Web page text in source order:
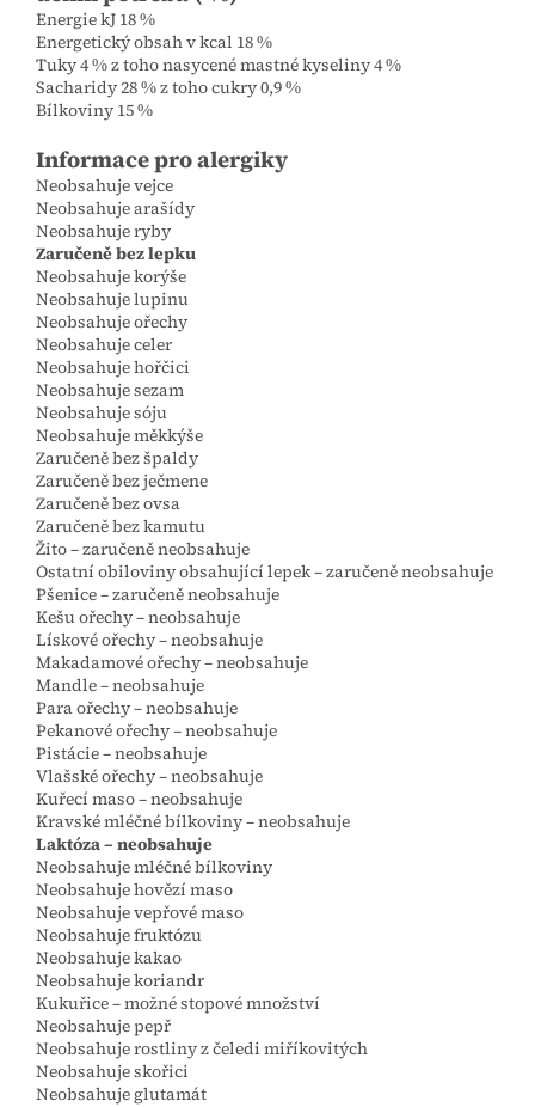
Energie kJ 18 %
Energetický obsah v kcal 18 %
Tuky 4 % z toho nasycené mastné kyseliny 4 %
Sacharidy 28 % z toho cukry 0,9 %
Bílkoviny 15 %
Informace pro alergiky
Neobsahuje vejce
Neobsahuje arašídy
Neobsahuje ryby
Zaručeně bez lepku
Neobsahuje korýše
Neobsahuje lupinu
Neobsahuje ořechy
Neobsahuje celer
Neobsahuje hořčici
Neobsahuje sezam
Neobsahuje sóju
Neobsahuje měkkýše
Zaručeně bez špaldy
Zaručeně bez ječmene
Zaručeně bez ovsa
Zaručeně bez kamutu
Žito – zaručeně neobsahuje
Ostatní obiloviny obsahující lepek – zaručeně neobsahuje
Pšenice – zaručeně neobsahuje
Kešu ořechy – neobsahuje
Lískové ořechy – neobsahuje
Makadamové ořechy – neobsahuje
Mandle – neobsahuje
Para ořechy – neobsahuje
Pekanové ořechy – neobsahuje
Pistácie – neobsahuje
Vlašské ořechy – neobsahuje
Kuřecí maso – neobsahuje
Kravské mléčné bílkoviny – neobsahuje
Laktóza – neobsahuje
Neobsahuje mléčné bílkoviny
Neobsahuje hovězí maso
Neobsahuje vepřové maso
Neobsahuje fruktózu
Neobsahuje kakao
Neobsahuje koriandr
Kukuřice – možné stopové množství
Neobsahuje pepř
Neobsahuje rostliny z čeledi miříkovitých
Neobsahuje skořici
Neobsahuje glutamát